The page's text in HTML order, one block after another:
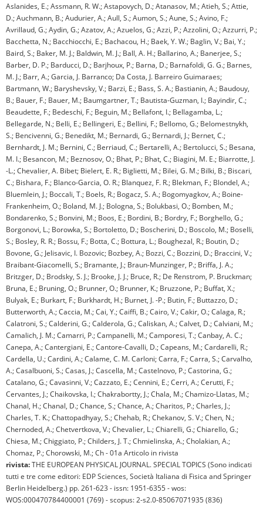
Aslanides, E.; Assmann, R. W.; Astapovych, D.; Atanasov, M.; Atieh, S.; Attie,
D.; Auchmann, B.; Audurier, A.; Aull, S.; Aumon, S.; Aune, S.; Avino, F.;
Avrillaud, G.; Aydin, G.; Azatov, A.; Azuelos, G.; Azzi, P.; Azzolini, O.; Azzurri, P.;
Bacchetta, N.; Bacchiocchi, E.; Bachacou, H.; Baek, Y. W.; Baglin, V.; Bai, Y.;
Baird, S.; Baker, M. J.; Baldwin, M. J.; Ball, A. H.; Ballarino, A.; Banerjee, S.;
Barber, D. P.; Barducci, D.; Barjhoux, P.; Barna, D.; Barnafoldi, G. G.; Barnes,
M. J.; Barr, A.; Garcia, J. Barranco; Da Costa, J. Barreiro Guimaraes;
Bartmann, W.; Baryshevsky, V.; Barzi, E.; Bass, S. A.; Bastianin, A.; Baudouy,
B.; Bauer, F.; Bauer, M.; Baumgartner, T.; Bautista-Guzman, I.; Bayindir, C.;
Beaudette, F.; Bedeschi, F.; Beguin, M.; Bellafont, I.; Bellagamba, L.;
Bellegarde, N.; Belli, E.; Bellingeri, E.; Bellini, F.; Bellomo, G.; Belomestnykh,
S.; Bencivenni, G.; Benedikt, M.; Bernardi, G.; Bernardi, J.; Bernet, C.;
Bernhardt, J. M.; Bernini, C.; Berriaud, C.; Bertarelli, A.; Bertolucci, S.; Besana,
M. I.; Besancon, M.; Beznosov, O.; Bhat, P.; Bhat, C.; Biagini, M. E.; Biarrotte, J.
-L.; Chevalier, A. Bibet; Bielert, E. R.; Biglietti, M.; Bilei, G. M.; Bilki, B.; Biscari,
C.; Bishara, F.; Blanco-Garcia, O. R.; Blanquez, F. R.; Blekman, F.; Blondel, A.;
Bluemlein, J.; Boccali, T.; Boels, R.; Bogacz, S. A.; Bogomyagkov, A.; Boine-
Frankenheim, O.; Boland, M. J.; Bologna, S.; Bolukbasi, O.; Bomben, M.;
Bondarenko, S.; Bonvini, M.; Boos, E.; Bordini, B.; Bordry, F.; Borghello, G.;
Borgonovi, L.; Borowka, S.; Bortoletto, D.; Boscherini, D.; Boscolo, M.; Boselli,
S.; Bosley, R. R.; Bossu, F.; Botta, C.; Bottura, L.; Boughezal, R.; Boutin, D.;
Bovone, G.; Jelisavic, I. Bozovic; Bozbey, A.; Bozzi, C.; Bozzini, D.; Braccini, V.;
Braibant-Giacomelli, S.; Bramante, J.; Braun-Munzinger, P.; Briffa, J. A.;
Britzger, D.; Brodsky, S. J.; Brooke, J. J.; Bruce, R.; De Renstrom, P. Bruckman;
Bruna, E.; Bruning, O.; Brunner, O.; Brunner, K.; Bruzzone, P.; Buffat, X.;
Bulyak, E.; Burkart, F.; Burkhardt, H.; Burnet, J. -P.; Butin, F.; Buttazzo, D.;
Butterworth, A.; Caccia, M.; Cai, Y.; Caiffi, B.; Cairo, V.; Cakir, O.; Calaga, R.;
Calatroni, S.; Calderini, G.; Calderola, G.; Caliskan, A.; Calvet, D.; Calviani, M.;
Camalich, J. M.; Camarri, P.; Campanelli, M.; Camporesi, T.; Canbay, A. C.;
Canepa, A.; Cantergiani, E.; Cantore-Cavalli, D.; Capeans, M.; Cardarelli, R.;
Cardella, U.; Cardini, A.; Calame, C. M. Carloni; Carra, F.; Carra, S.; Carvalho,
A.; Casalbuoni, S.; Casas, J.; Cascella, M.; Castelnovo, P.; Castorina, G.;
Catalano, G.; Cavasinni, V.; Cazzato, E.; Cennini, E.; Cerri, A.; Cerutti, F.;
Cervantes, J.; Chaikovska, I.; Chakrabortty, J.; Chala, M.; Chamizo-Llatas, M.;
Chanal, H.; Chanal, D.; Chance, S.; Chance, A.; Charitos, P.; Charles, J.;
Charles, T. K.; Chattopadhyay, S.; Chehab, R.; Chekanov, S. V.; Chen, N.;
Chernoded, A.; Chetvertkova, V.; Chevalier, L.; Chiarelli, G.; Chiarello, G.;
Chiesa, M.; Chiggiato, P.; Childers, J. T.; Chmielinska, A.; Cholakian, A.;
Chomaz, P.; Chorowski, M.; Ch - 01a Articolo in rivista
rivista:THE EUROPEAN PHYSICAL JOURNAL. SPECIAL TOPICS (Sono indicati
tutti e tre come editori: EDP Sciences, Società Italiana di Fisica and Springer
Berlin Heidelberg.) pp. 261-623 - issn: 1951-6355 - wos:
WOS:000470784400001 (769) - scopus: 2-s2.0-85067071935 (836)